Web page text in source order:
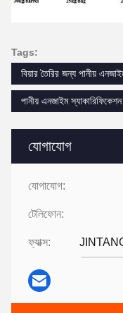
যোগাযোগ
যোগাযোগ:
টেলিফোন:
ফ্যাক্স:
Tags:
বিয়ার তৈরির জন্য পানীয়
পানীয় এনজাইম